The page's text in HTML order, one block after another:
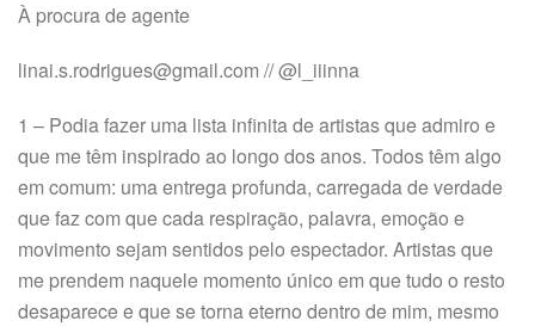
À procura de agente
linai.s.rodrigues@gmail.com // @l_iiinna
1 – Podia fazer uma lista infinita de artistas que admiro e
que me têm inspirado ao longo dos anos. Todos têm algo
em comum: uma entrega profunda, carregada de verdade
que faz com que cada respiração, palavra, emoção e
movimento sejam sentidos pelo espectador. Artistas que
me prendem naquele momento único em que tudo o resto
desaparece e que se torna eterno dentro de mim, mesmo